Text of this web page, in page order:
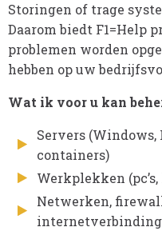
Storingen of trage
Daarom biedt F1=Help
problemen worden
hebben op uw
Wat ik voor u kan
Servers
containers)
Werkplekken
Netwerken,